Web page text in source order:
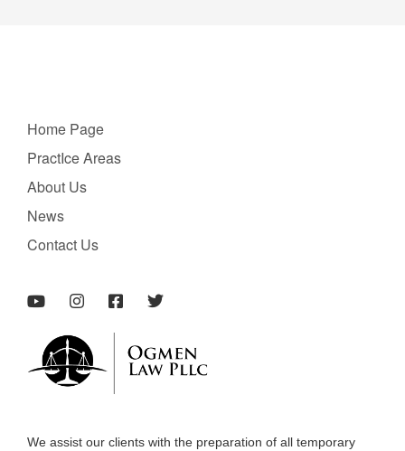
Home Page
PractIce Areas
About Us
News
Contact Us
We assist our clients with the preparation of all temporary